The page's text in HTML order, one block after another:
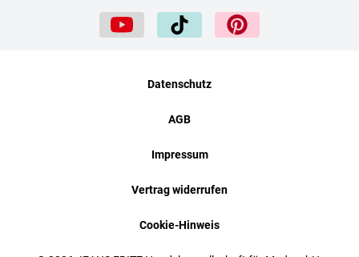
Datenschutz
AGB
Impressum
Vertrag widerrufen
Cookie-Hinweis